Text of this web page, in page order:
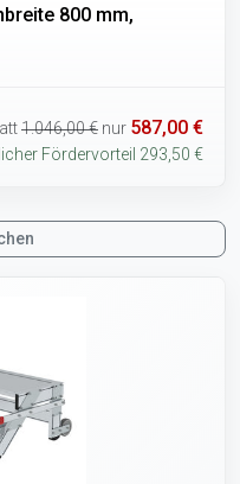
800 mm,
1.046,00 € nur 587,00 €
Fördervorteil 293,50 €